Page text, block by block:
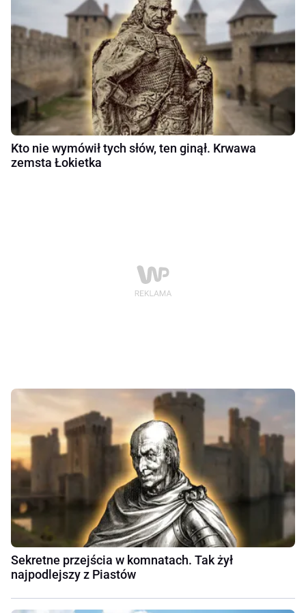
Kto nie wymówił tych słów, ten ginął. Krwawa
zemsta Łokietka
Sekretne przejścia w komnatach. Tak żył
najpodlejszy z Piastów